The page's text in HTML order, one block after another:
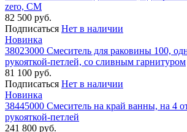
zero, СМ
82 500 руб.
Подписаться Нет в наличии
Новинка
38023000 Смеситель для раковины 100,
рукояткой-петлей, со сливным гарнитуром
81 100 руб.
Подписаться Нет в наличии
Новинка
38445000 Смеситель на край ванны, на 4
рукояткой-петлей
241 800 руб.